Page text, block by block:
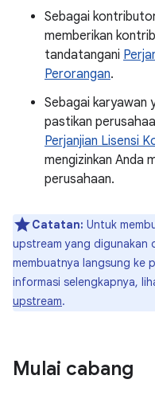
Sebagai
memberikan
tandatangani
Perorangan.
Sebagai karyawan
pastikan
Perjanjian Lisensi
mengizinkan Anda
perusahaan.
Catatan: Untuk
upstream yang digunakan
membuatnya langsung ke
informasi selengkapnya,
upstream.
Mulai cabang